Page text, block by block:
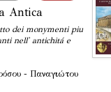
Antica
dei monymenti piu
nell' antichitá e
- Παναγιώτου